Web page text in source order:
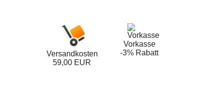
Versandkosten
59,00 EUR
Vorkasse
-3% Rabatt